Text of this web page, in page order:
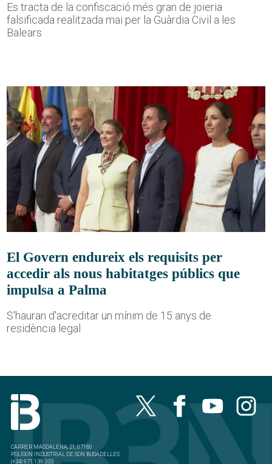
Es tracta de la confiscació més gran de joieria
falsificada realitzada mai per la Guàrdia Civil a les
Balears
El Govern endureix els requisits per
accedir als nous habitatges públics que
impulsa a Palma
S'hauran d'acreditar un mínim de 15 anys de
residència legal
CARRER MAGDALENA, 21, 07180
POLÍGON INDUSTRIAL DE SON BUGADELLES
(+34) 971 139 333